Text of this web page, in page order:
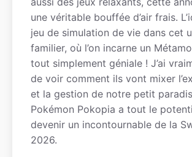
une véritable bouffée d’air frais.
jeu de simulation de vie dans cet
familier, où l’on incarne un
tout simplement géniale ! J’ai
de voir comment ils vont mixer
et la gestion de notre petit
Pokémon Pokopia a tout le
devenir un incontournable de la
2026.